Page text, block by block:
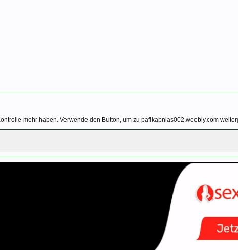
mehr haben. Verwende den Button, um zu pafikabnias002.weebly.com